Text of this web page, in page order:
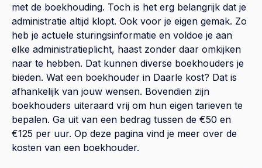
met de boekhouding. Toch is het erg belangrijk dat je
administratie altijd klopt. Ook voor je eigen gemak. Zo
heb je actuele sturingsinformatie en voldoe je aan
elke administratieplicht, haast zonder daar omkijken
naar te hebben. Dat kunnen diverse boekhouders je
bieden. Wat een boekhouder in Daarle kost? Dat is
afhankelijk van jouw wensen. Bovendien zijn
boekhouders uiteraard vrij om hun eigen tarieven te
bepalen. Ga uit van een bedrag tussen de €50 en
€125 per uur. Op deze pagina vind je meer over de
kosten van een boekhouder.